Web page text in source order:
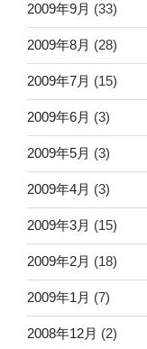
2009年9月 (33)
2009年8月 (28)
2009年7月 (15)
2009年6月 (3)
2009年5月 (3)
2009年4月 (3)
2009年3月 (15)
2009年2月 (18)
2009年1月 (7)
2008年12月 (2)